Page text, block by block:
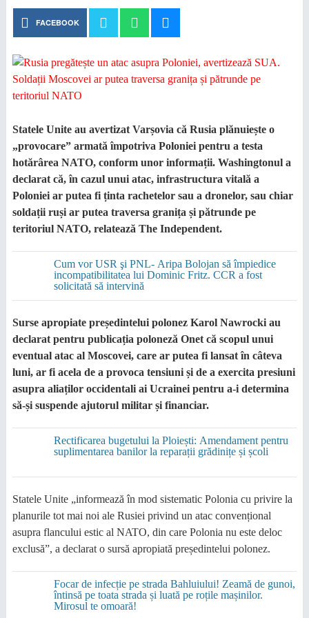
FACEBOOK
Statele Unite au avertizat Varșovia că Rusia plănuiește o
„provocare” armată împotriva Poloniei pentru a testa
hotărârea NATO, conform unor informații. Washingtonul a
declarat că, în cazul unui atac, infrastructura vitală a
Poloniei ar putea fi ținta rachetelor sau a dronelor, sau chiar
soldații ruși ar putea traversa granița și pătrunde pe
teritoriul NATO, relatează The Independent.
Cum vor USR şi PNL- Aripa Bolojan să împiedice
incompatibilitatea lui Dominic Fritz. CCR a fost
solicitată să intervină
Surse apropiate președintelui polonez Karol Nawrocki au
declarat pentru publicația poloneză Onet că scopul unui
eventual atac al Moscovei, care ar putea fi lansat în câteva
luni, ar fi acela de a provoca tensiuni și de a exercita presiuni
asupra aliaților occidentali ai Ucrainei pentru a-i determina
să-și suspende ajutorul militar și financiar.
Rectificarea bugetului la Ploiești: Amendament pentru
suplimentarea banilor la reparații grădinițe și școli
Statele Unite „informează în mod sistematic Polonia cu privire la
planurile tot mai noi ale Rusiei privind un atac convențional
asupra flancului estic al NATO, din care Polonia nu este deloc
exclusă”, a declarat o sursă apropiată președintelui polonez.
Focar de infecție pe strada Bahluiului! Zeamă de gunoi,
întinsă pe toata strada și luată pe roțile mașinilor.
Mirosul te omoară!